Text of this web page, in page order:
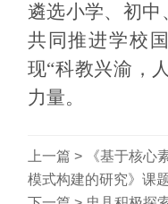
遴选小学、初中
共同推进学校
现“科教兴渝，
力量。
上一篇 >
《基于核心
模式构建的研究》课